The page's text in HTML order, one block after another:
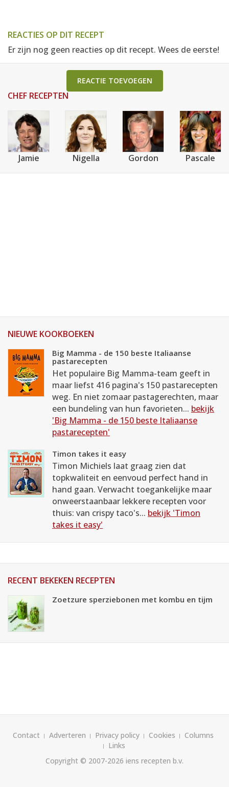
REACTIES OP DIT RECEPT
Er zijn nog geen reacties op dit recept. Wees de eerste!
REACTIE TOEVOEGEN
CHEF RECEPTEN
Jamie Nigella Gordon Pascale
NIEUWE KOOKBOEKEN
Big Mamma - de 150 beste Italiaanse
pastarecepten
Het populaire Big Mamma-team geeft in
maar liefst 416 pagina's 150 pastarecepten
weg. En niet zomaar pastagerechten, maar
een bundeling van hun favorieten... bekijk
'Big Mamma - de 150 beste Italiaanse
pastarecepten'
Timon takes it easy
Timon Michiels laat graag zien dat
topkwaliteit en eenvoud perfect hand in
hand gaan. Verwacht toegankelijke maar
onweerstaanbaar lekkere recepten voor
thuis: van crispy taco's... bekijk 'Timon
takes it easy'
RECENT BEKEKEN RECEPTEN
Zoetzure sperziebonen met kombu en tijm
Contact Adverteren Privacy policy Cookies
Columns
Links
Copyright © 2007-2026 iens recepten b.v.